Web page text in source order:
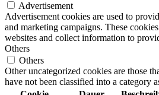
Advertisement
Advertisement cookies are used to
and marketing campaigns. These
websites and collect information to
Others
Others
Other uncategorized cookies are those
have not been classified into a category